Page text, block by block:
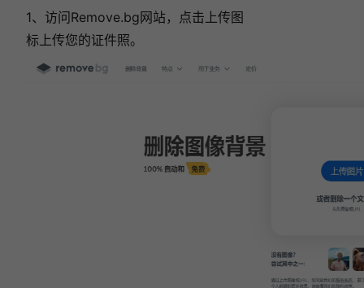
1、访问Remove.bg网站，点击上传图
标上传您的证件照。